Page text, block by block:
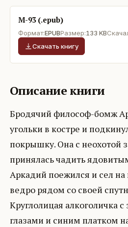
М-93 (.epub)
Формат:EPUBРазмер:133 KB
Скачать книгу
Описание книги
Бродячий философ-бомж
угольки в костре и
покрышку. Она с неохотой
принялась чадить
Аркадий поежился и сел на
ведро рядом со своей
Круглолицая алкоголичка
глазами и синим платком